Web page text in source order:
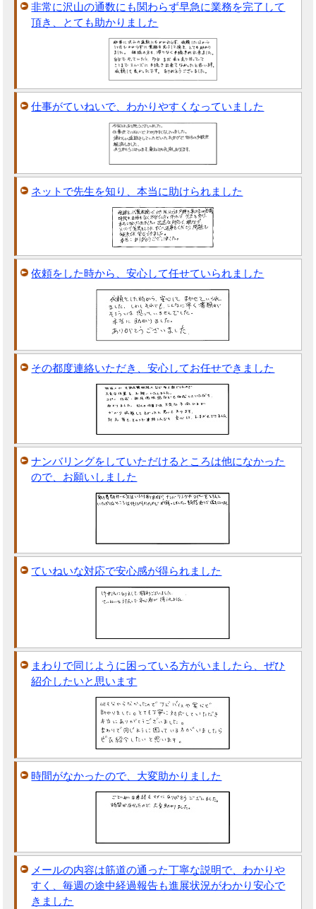
非常に沢山の通数にも関わらず早急に業務を完了して
頂き、とても助かりました
仕事がていねいで、わかりやすくなっていました
ネットで先生を知り、本当に助けられました
依頼をした時から、安心して任せていられました
その都度連絡いただき、安心してお任せできました
ナンバリングをしていただけるところは他になかった
ので、お願いしました
ていねいな対応で安心感が得られました
まわりで同じように困っている方がいましたら、ぜひ
紹介したいと思います
時間がなかったので、大変助かりました
メールの内容は筋道の通った丁寧な説明で、わかりや
すく、毎週の途中経過報告も進展状況がわかり安心で
きました